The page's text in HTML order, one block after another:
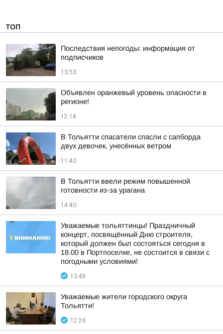
ТОП
Последствия непогоды: информация от
подписчиков
13:53
Объявлен оранжевый уровень опасности в
регионе!
12:14
В Тольятти спасатели спасли с сапборда
двух девочек, унесённых ветром
11:40
В Тольятти ввели режим повышенной
готовности из-за урагана
14:40
Уважаемые тольяттинцы! Праздничный
концерт, посвящённый Дню строителя,
который должен был состояться сегодня в
18.00 в Портпоселке, не состоится в связи с
погодными условиями!
13:49
Уважаемые жители городского округа
Тольятти!
12:26